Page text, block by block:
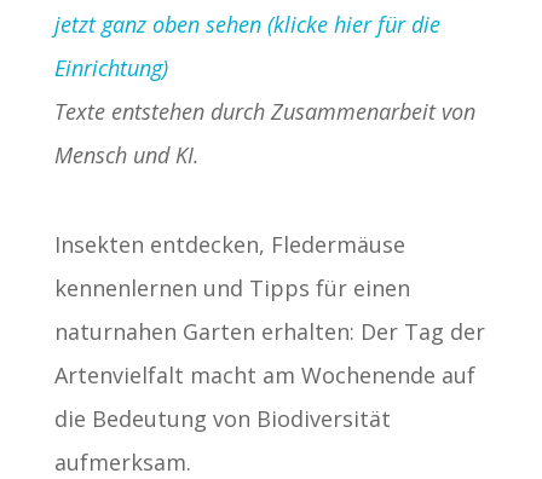
jetzt ganz oben sehen (klicke hier für die
Einrichtung)
Texte entstehen durch Zusammenarbeit von
Mensch und KI.
Insekten entdecken, Fledermäuse
kennenlernen und Tipps für einen
naturnahen Garten erhalten: Der Tag der
Artenvielfalt macht am Wochenende auf
die Bedeutung von Biodiversität
aufmerksam.